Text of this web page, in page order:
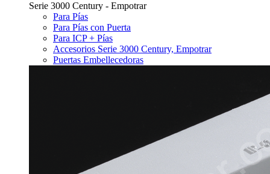
Serie 3000 Century - Empotrar
Para Pías
Para Pías con Puerta
Para ICP + Pías
Accesorios Serie 3000 Century, Empotrar
Puertas Embellecedoras